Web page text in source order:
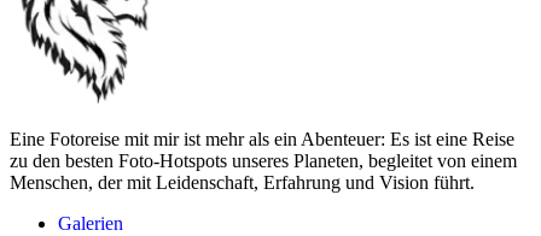
Eine Fotoreise mit mir ist mehr als ein Abenteuer: Es ist eine Reise
zu den besten Foto-Hotspots unseres Planeten, begleitet von einem
Menschen, der mit Leidenschaft, Erfahrung und Vision führt.
Galerien